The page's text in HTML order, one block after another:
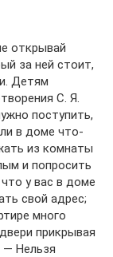
открывай
за ней стоит,
Детям
С. Я.
поступить,
в доме что-
из комнаты
и попросить
у вас в доме
свой адрес;
много
прикрывая
— Нельзя